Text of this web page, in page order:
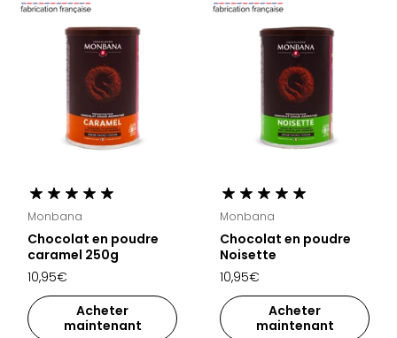
Monbana
Chocolat en poudre
caramel 250g
10,95€
Acheter
maintenant
Monbana
Chocolat en poudre
Noisette
10,95€
Acheter
maintenant